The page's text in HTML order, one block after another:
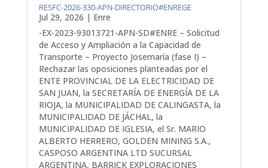
RESFC-2026-330-APN-DIRECTORIO#ENREGE
Jul 29, 2026 | Enre
-EX-2023-93013721-APN-SD#ENRE – Solicitud
de Acceso y Ampliación a la Capacidad de
Transporte – Proyecto Josemaría (fase I) –
Rechazar las oposiciones planteadas por el
ENTE PROVINCIAL DE LA ELECTRICIDAD DE
SAN JUAN, la SECRETARÍA DE ENERGÍA DE LA
RIOJA, la MUNICIPALIDAD DE CALINGASTA, la
MUNICIPALIDAD DE JÁCHAL, la
MUNICIPALIDAD DE IGLESIA, el Sr. MARIO
ALBERTO HERRERO, GOLDEN MINING S.A.,
CASPOSO ARGENTINA LTD SUCURSAL
ARGENTINA, BARRICK EXPLORACIONES